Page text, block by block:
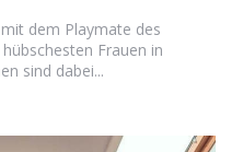
dem Playmate des
Frauen in
sind dabei...